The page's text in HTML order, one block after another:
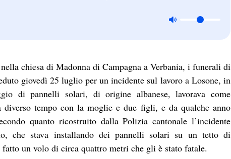
chiesa di Madonna di Campagna a Verbania, i funerali di
giovedì 25 luglio per un incidente sul lavoro a Losone, in
di pannelli solari, di origine albanese, lavorava come
tempo con la moglie e due figli, e da qualche anno
quanto ricostruito dalla Polizia cantonale l’incidente
che stava installando dei pannelli solari su un tetto di
un volo di circa quattro metri che gli è stato fatale.